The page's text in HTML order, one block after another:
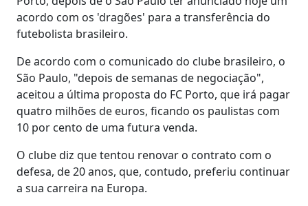
acordo com os 'dragões' para a transferência do
futebolista brasileiro.
De acordo com o comunicado do clube brasileiro, o
São Paulo, "depois de semanas de negociação",
aceitou a última proposta do FC Porto, que irá pagar
quatro milhões de euros, ficando os paulistas com
10 por cento de uma futura venda.
O clube diz que tentou renovar o contrato com o
defesa, de 20 anos, que, contudo, preferiu continuar
a sua carreira na Europa.